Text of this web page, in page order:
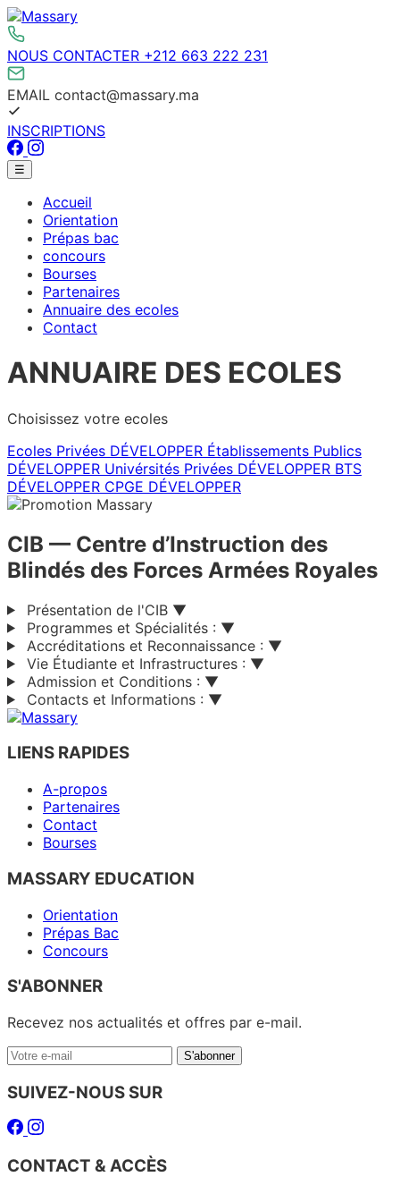
Aller
au
contenu
NOUS CONTACTER +212 663 222 231
EMAIL contact@massary.ma
INSCRIPTIONS
Facebook
Instagram
Menu
principal
☰
Accueil
Orientation
Prépas bac
concours
Bourses
Partenaires
Annuaire des ecoles
Contact
ANNUAIRE DES ECOLES
Choisissez votre ecoles
Ecoles Privées DÉVELOPPER Établissements Publics
DÉVELOPPER Univérsités Privées DÉVELOPPER BTS
DÉVELOPPER CPGE DÉVELOPPER
CIB — Centre d’Instruction des
Blindés des Forces Armées Royales
Présentation de l'CIB ▼
Programmes et Spécialités : ▼
Accréditations et Reconnaissance : ▼
Vie Étudiante et Infrastructures : ▼
Admission et Conditions : ▼
Contacts et Informations : ▼
LIENS RAPIDES
A-propos
Partenaires
Contact
Bourses
MASSARY EDUCATION
Orientation
Prépas Bac
Concours
S'ABONNER
Recevez nos actualités et offres par e-mail.
Votre
mail
S'abonner
SUIVEZ-NOUS SUR
Facebook
Instagram
CONTACT & ACCÈS